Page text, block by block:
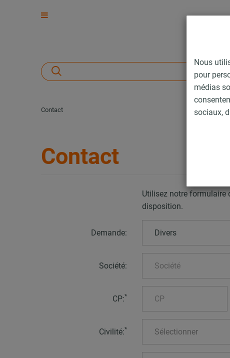
Nous
pour
médias
sociaux,
Contact
Contact
Utilisez notre formulaire
disposition.
Demande: Divers
Société:
CP:*
Civilité:* Sélectionner